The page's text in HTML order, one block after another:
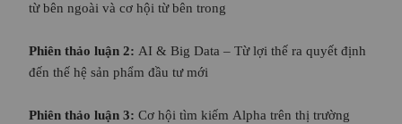
từ bên ngoài và cơ hội từ bên trong
Phiên thảo luận 2: AI & Big Data – Từ lợi thế ra quyết định
đến thế hệ sản phẩm đầu tư mới
Phiên thảo luận 3: Cơ hội tìm kiếm Alpha trên thị trường